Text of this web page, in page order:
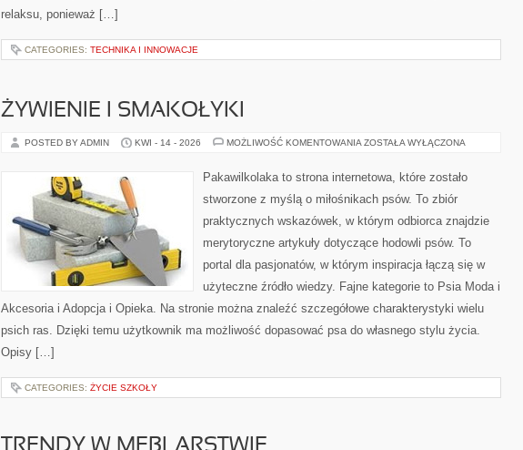
relaksu, ponieważ […]
CATEGORIES: TECHNIKA I INNOWACJE
ŻYWIENIE I SMAKOŁYKI
POSTED BY ADMIN KWI - 14 - 2026 MOŻLIWOŚĆ KOMENTOWANIA ŻYWIENIE
ZOSTAŁA WYŁĄCZONA
Pakawilkolaka to strona internetowa, które zostało
stworzone z myślą o miłośnikach psów. To zbiór
praktycznych wskazówek, w którym odbiorca znajdzie
merytoryczne artykuły dotyczące hodowli psów. To
portal dla pasjonatów, w którym inspiracja łączą się w
użyteczne źródło wiedzy. Fajne kategorie to Psia Moda i
Akcesoria i Adopcja i Opieka. Na stronie można znaleźć szczegółowe charakterystyki wielu
psich ras. Dzięki temu użytkownik ma możliwość dopasować psa do własnego stylu życia.
Opisy […]
CATEGORIES: ŻYCIE SZKOŁY